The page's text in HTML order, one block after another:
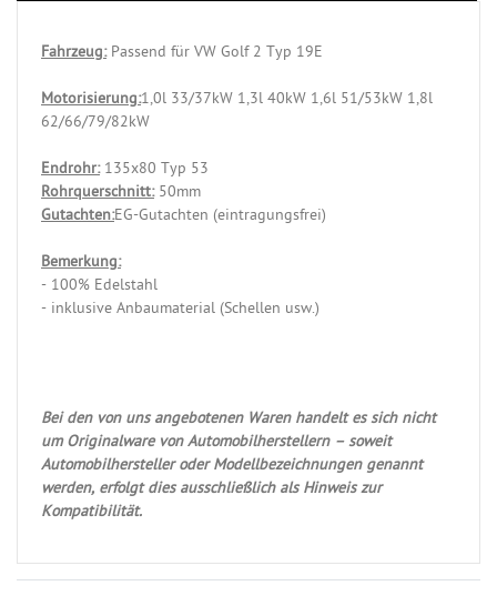
Fahrzeug:Passend für VW Golf 2 Typ 19E
Motorisierung:1,0l 33/37kW 1,3l 40kW 1,6l 51/53kW 1,8l
62/66/79/82kW
Endrohr:135x80 Typ 53
Rohrquerschnitt:50mm
Gutachten:EG-Gutachten (eintragungsfrei)
Bemerkung:
- 100% Edelstahl
- inklusive Anbaumaterial (Schellen usw.)
Bei den von uns angebotenen Waren handelt es sich nicht
um Originalware von Automobilherstellern – soweit
Automobilhersteller oder Modellbezeichnungen genannt
werden, erfolgt dies ausschließlich als Hinweis zur
Kompatibilität.